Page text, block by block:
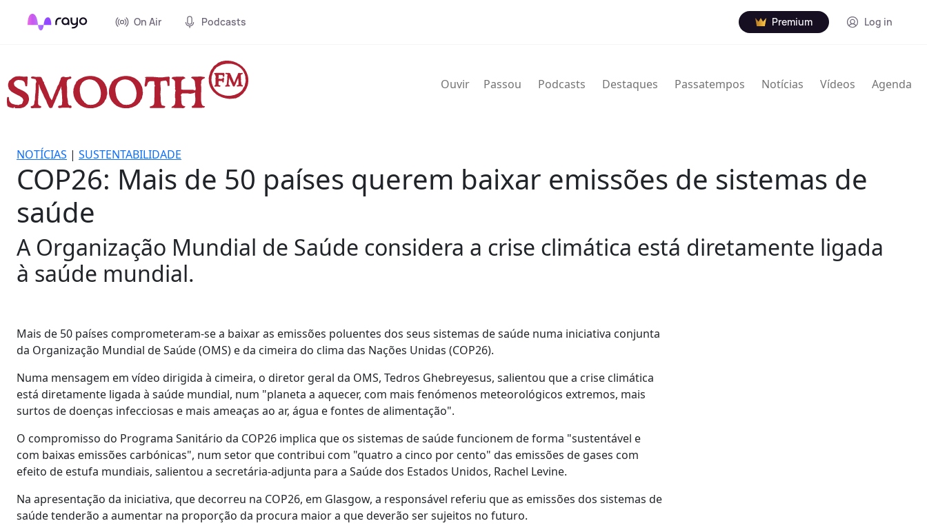
On Air Podcasts Premium Log in
Ouvir Passou Podcasts Destaques Passatempos Notícias Vídeos Agenda
NOTÍCIAS | SUSTENTABILIDADE
COP26: Mais de 50 países querem baixar emissões de sistemas de
saúde
A Organização Mundial de Saúde considera a crise climática está diretamente ligada
à saúde mundial.
Mais de 50 países comprometeram-se a baixar as emissões poluentes dos seus sistemas de saúde numa iniciativa conjunta
da Organização Mundial de Saúde (OMS) e da cimeira do clima das Nações Unidas (COP26).
Numa mensagem em vídeo dirigida à cimeira, o diretor geral da OMS, Tedros Ghebreyesus, salientou que a crise climática
está diretamente ligada à saúde mundial, num "planeta a aquecer, com mais fenómenos meteorológicos extremos, mais
surtos de doenças infecciosas e mais ameaças ao ar, água e fontes de alimentação".
O compromisso do Programa Sanitário da COP26 implica que os sistemas de saúde funcionem de forma "sustentável e
com baixas emissões carbónicas", num setor que contribui com "quatro a cinco por cento" das emissões de gases com
efeito de estufa mundiais, salientou a secretária-adjunta para a Saúde dos Estados Unidos, Rachel Levine.
Na apresentação da iniciativa, que decorreu na COP26, em Glasgow, a responsável referiu que as emissões dos sistemas de
saúde tenderão a aumentar na proporção da procura maior a que deverão ser sujeitos no futuro.